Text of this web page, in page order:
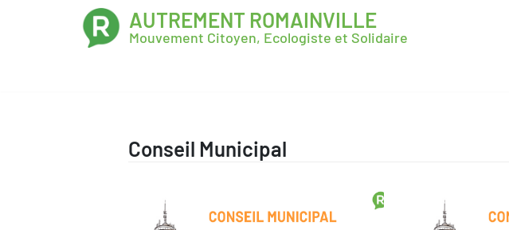
AUTREMENT ROMAINVILLE
Mouvement Citoyen, Ecologiste et Solidaire
Conseil Municipal